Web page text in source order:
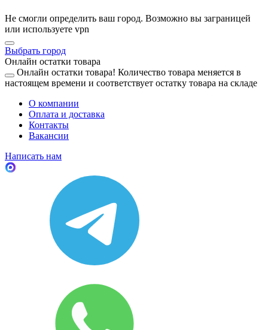
Не смогли определить ваш город. Возможно вы заграницей
или используете vpn
Выбрать город
Онлайн остатки товара
Онлайн остатки товара! Количество товара меняется в
настоящем времени и соответствует остатку товара на складе
О компании
Оплата и доставка
Контакты
Вакансии
Написать нам